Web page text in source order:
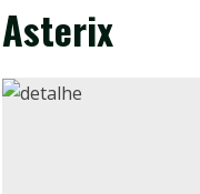
Asterix